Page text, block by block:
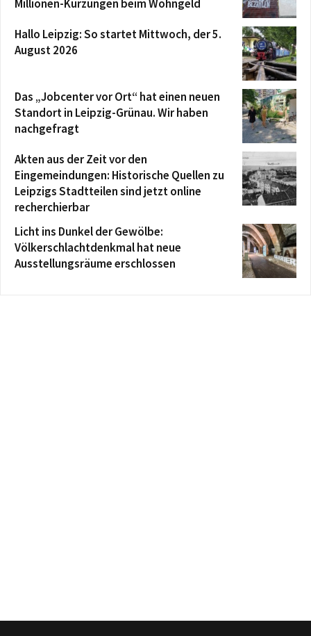
Millionen-Kürzungen beim Wohngeld
Hallo Leipzig: So startet Mittwoch, der 5.
August 2026
Das „Jobcenter vor Ort“ hat einen neuen
Standort in Leipzig-Grünau. Wir haben
nachgefragt
Akten aus der Zeit vor den
Eingemeindungen: Historische Quellen zu
Leipzigs Stadtteilen sind jetzt online
recherchierbar
Licht ins Dunkel der Gewölbe:
Völkerschlachtdenkmal hat neue
Ausstellungsräume erschlossen